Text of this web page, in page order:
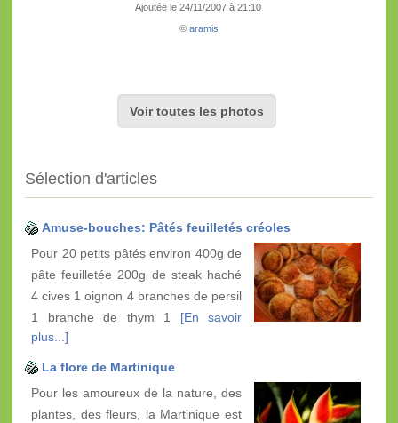
Ajoutée le 24/11/2007 à 21:10
© aramis
Voir toutes les photos
Sélection d'articles
Amuse-bouches: Pâtés feuilletés créoles
Pour 20 petits pâtés environ 400g de
pâte feuilletée 200g de steak haché
4 cives 1 oignon 4 branches de persil
1 branche de thym 1 [En savoir
plus...]
La flore de Martinique
Pour les amoureux de la nature, des
plantes, des fleurs, la Martinique est